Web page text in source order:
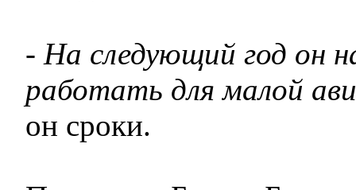
- На следующий год он
работать для малой
он сроки.